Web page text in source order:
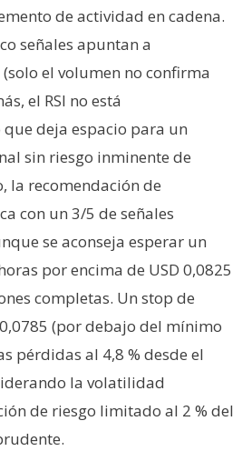
de actividad en cadena.
señales apuntan a
el volumen no confirma
el RSI no está
deja espacio para un
sin riesgo inminente de
la recomendación de
con un 3/5 de señales
se aconseja esperar un
por encima de USD 0,0825
completas. Un stop de
(por debajo del mínimo
pérdidas al 4,8 % desde el
la volatilidad
de riesgo limitado al 2 % del